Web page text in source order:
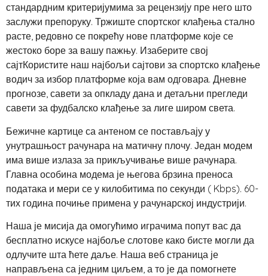
стандардним критеријумима за рецензију пре него што
заслужи препоруку. Тржиште спортског клађења стално
расте, редовно се покрећу нове платформе које се
жестоко боре за вашу пажњу. Изаберите свој
сајтКористите наш најбољи сајтови за спортско клађење
водич за избор платформе која вам одговара. Дневне
прогнозе, савети за опкладу дана и детаљни прегледи
савети за фудбалско клађење за лиге широм света.
Бежичне картице са антеном се постављају у
унутрашњост рачунара на матичну плочу. Један модем
има више излаза за прикључивање више рачунара.
Главна особина модема је његова брзина преноса
података и мери се у килобитима по секунди ( Kbps). 60-
тих година почиње примена у рачунарској индустрији.
Наша је мисија да омогућимо играчима попут вас да
бесплатно искусе најбоље слотове како бисте могли да
одлучите шта ћете даље. Наша веб страница је
направљена са једним циљем, а то је да помогнете